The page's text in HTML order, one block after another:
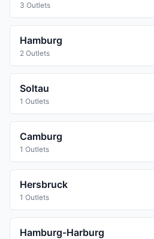
3 Outlets
Hamburg
2 Outlets
Soltau
1 Outlets
Camburg
1 Outlets
Hersbruck
1 Outlets
Hamburg-Harburg